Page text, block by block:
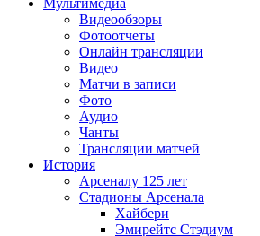
Мультимедиа
Видеообзоры
Фотоотчеты
Онлайн трансляции
Видео
Матчи в записи
Фото
Аудио
Чанты
Трансляции матчей
История
Арсеналу 125 лет
Стадионы Арсенала
Хайбери
Эмирейтс Стэдиум